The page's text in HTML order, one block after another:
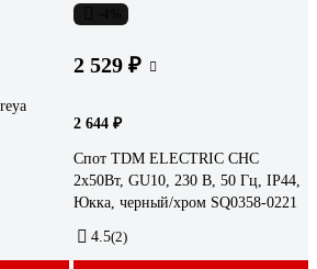
2 529 ₽
2 644 ₽
Спот TDM ELECTRIC СНС
2х50Вт, GU10, 230 В, 50 Гц, IP44,
Юкка, черный/хром SQ0358-0221
4.5(2)